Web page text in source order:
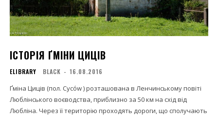
ІСТОРІЯ ҐМІНИ ЦИЦІВ
ELIBRARY BLACK - 16.08.2016
Ґміна Циців (пол. Cyców ) розташована в Ленчинському повіті
Люблінського воєводства, приблизно за 50 км на схід від
Любліна. Через її територію проходять дороги, що сполучають